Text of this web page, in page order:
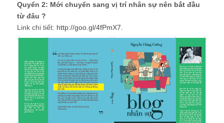
Quyển 2: Mới chuyển sang vị trí nhân sự nên bắt đầu
từ đâu ?
Link chi tiết: http://goo.gl/4fPmX7.